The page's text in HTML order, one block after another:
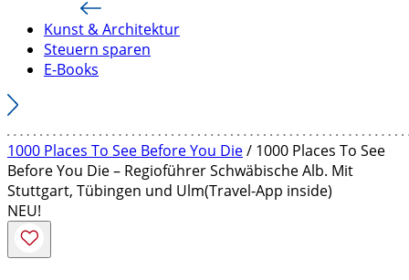
Kunst & Architektur
Steuern sparen
E-Books
1000 Places To See Before You Die/ 1000 Places To See
Before You Die – Regioführer Schwäbische Alb. Mit
Stuttgart, Tübingen und Ulm(Travel-App inside)
NEU!